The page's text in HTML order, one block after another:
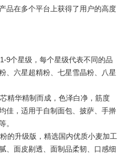
品在多个平台上获得了用户的高度
个星级，每个星级代表不同的品
、六星超精粉、七星雪晶粉、八星
华精制而成，色泽白净，筋度
佳，适用于自制面包、披萨、手擀
。
升级版，精选国内优质小麦加工
、面皮剔透、面制品柔韧、口感细